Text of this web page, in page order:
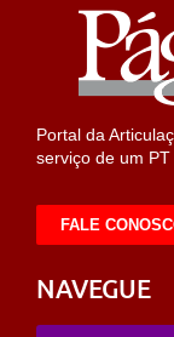
Portal da
serviço de um
FALE
NAVEGUE